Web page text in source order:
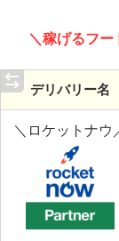
＼稼げるフ
デリバリー名
＼ロケットナウ